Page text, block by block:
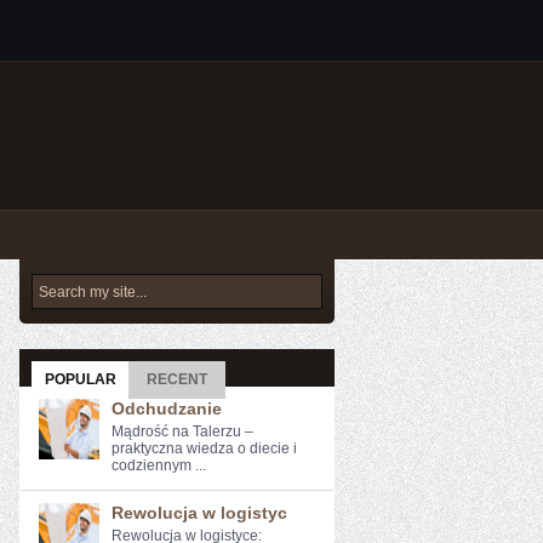
POPULAR RECENT
Odchudzanie
Mądrość na Talerzu –
praktyczna wiedza o diecie i
codziennym ...
Rewolucja w logistyc
Rewolucja ⁢w⁢ logistyce: